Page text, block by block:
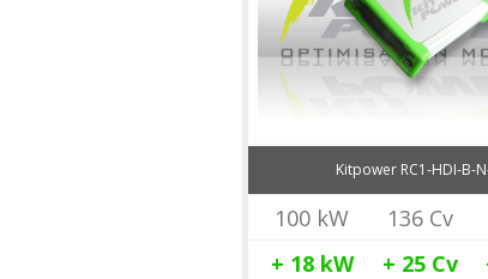
Kitpower RC1-HDI-B-
100 kW 136 Cv
+ 18kW + 25 Cv